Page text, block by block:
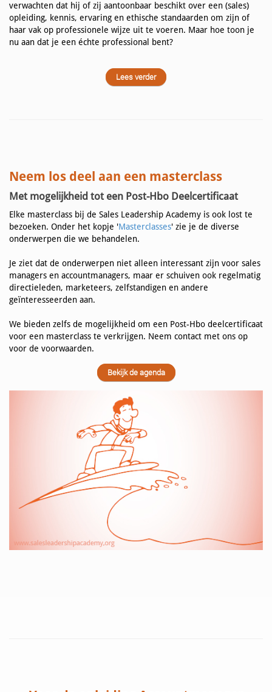
verwachten dat hij of zij aantoonbaar beschikt over een (sales)
opleiding, kennis, ervaring en ethische standaarden om zijn of
haar vak op professionele wijze uit te voeren. Maar hoe toon je
nu aan dat je een échte professional bent?
Lees verder
Neem los deel aan een masterclass
Met mogelijkheid tot een Post-Hbo Deelcertificaat
Elke masterclass bij de Sales Leadership Academy is ook lost te
bezoeken. Onder het kopje 'Masterclasses' zie je de diverse
onderwerpen die we behandelen.
Je ziet dat de onderwerpen niet alleen interessant zijn voor sales
managers en accountmanagers, maar er schuiven ook regelmatig
directieleden, marketeers, zelfstandigen en andere
geïnteresseerden aan.
We bieden zelfs de mogelijkheid om een Post-Hbo deelcertificaat
voor een masterclass te verkrijgen. Neem contact met ons op
voor de voorwaarden.
Bekijk de agenda